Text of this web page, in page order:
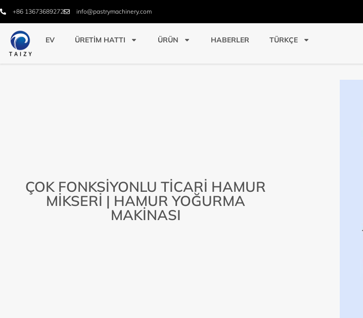
+86 13673689272 info@pastrymachinery.com
EV ÜRETIM HATTI ÜRÜN HABERLER TÜRKÇE
ÇOK FONKSIYONLU TICARI HAMUR
MIKSERI | HAMUR YOĞURMA
MAKINASI